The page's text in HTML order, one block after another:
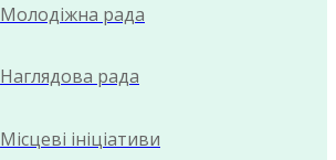
Молодіжна рада
Наглядова рада
Місцеві ініціативи